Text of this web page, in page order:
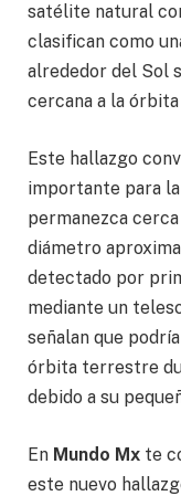
satélite natural
clasifican como
alrededor del Sol
cercana a la
Este hallazgo
importante para
permanezca
diámetro
detectado por
mediante un
señalan que
órbita terrestre
debido a su
En Mundo Mx te
este nuevo